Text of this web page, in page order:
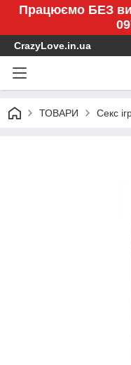
Працюємо БЕЗ
CrazyLove.in.ua
ТОВАРИ Секс